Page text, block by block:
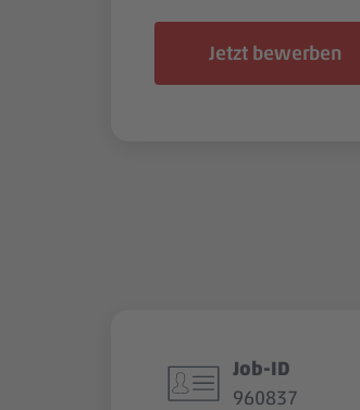
Jetzt bewerben
Job-ID
960837